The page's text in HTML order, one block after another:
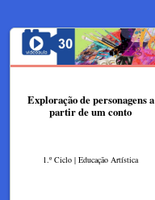
Exploração de personagens a
partir de um conto
1.º Ciclo | Educação Artística